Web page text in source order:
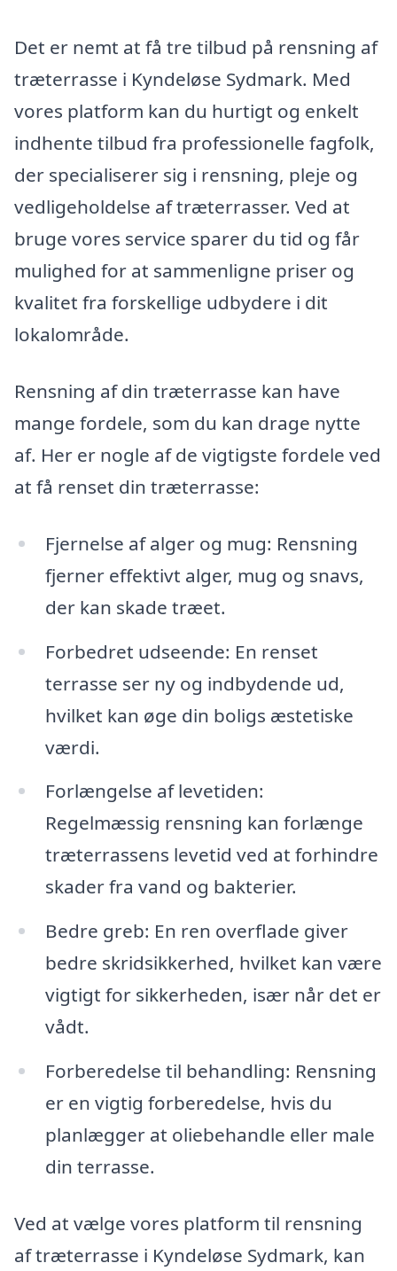
Det er nemt at få tre tilbud på rensning af
træterrasse i Kyndeløse Sydmark. Med
vores platform kan du hurtigt og enkelt
indhente tilbud fra professionelle fagfolk,
der specialiserer sig i rensning, pleje og
vedligeholdelse af træterrasser. Ved at
bruge vores service sparer du tid og får
mulighed for at sammenligne priser og
kvalitet fra forskellige udbydere i dit
lokalområde.
Rensning af din træterrasse kan have
mange fordele, som du kan drage nytte
af. Her er nogle af de vigtigste fordele ved
at få renset din træterrasse:
Fjernelse af alger og mug: Rensning
fjerner effektivt alger, mug og snavs,
der kan skade træet.
Forbedret udseende: En renset
terrasse ser ny og indbydende ud,
hvilket kan øge din boligs æstetiske
værdi.
Forlængelse af levetiden:
Regelmæssig rensning kan forlænge
træterrassens levetid ved at forhindre
skader fra vand og bakterier.
Bedre greb: En ren overflade giver
bedre skridsikkerhed, hvilket kan være
vigtigt for sikkerheden, især når det er
vådt.
Forberedelse til behandling: Rensning
er en vigtig forberedelse, hvis du
planlægger at oliebehandle eller male
din terrasse.
Ved at vælge vores platform til rensning
af træterrasse i Kyndeløse Sydmark, kan